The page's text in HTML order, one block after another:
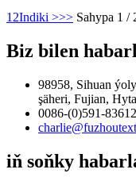
1 2Indiki >>> Sahypa 1 /
Biz bilen
98958, Sihuan
şäheri, Fujian,
0086-(0)591-
iň soňky